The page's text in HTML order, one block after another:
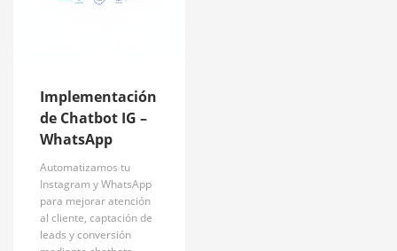
Implementación
de Chatbot IG –
WhatsApp
Automatizamos tu
Instagram y WhatsApp
para mejorar atención
al cliente, captación de
leads y conversión